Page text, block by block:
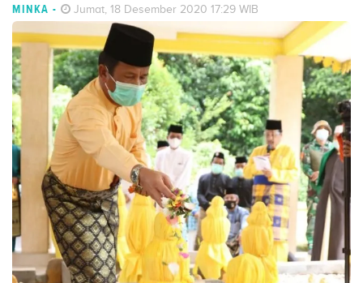
MINKA - Jumat, 18 Desember 2020 17:29 WIB